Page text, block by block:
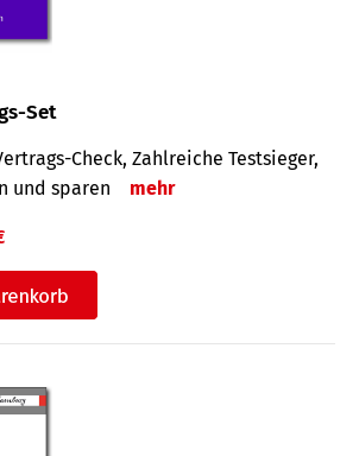
Set
Check, Zahlreiche Testsieger,
und sparen
mehr